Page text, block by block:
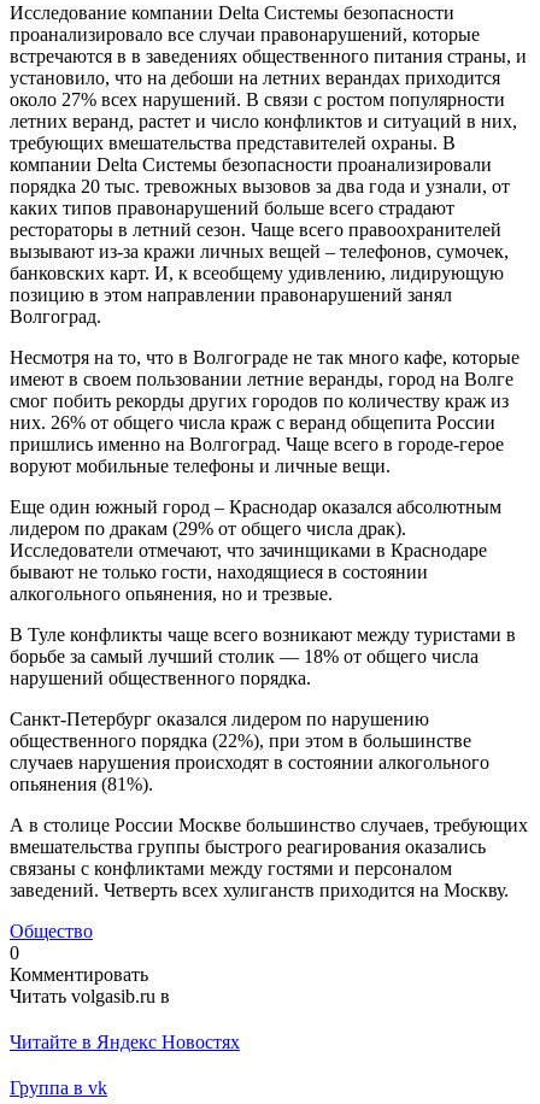
Исследование компании Delta Системы безопасности
проанализировало все случаи правонарушений, которые
встречаются в в заведениях общественного питания страны, и
установило, что на дебоши на летних верандах приходится
около 27% всех нарушений. В связи с ростом популярности
летних веранд, растет и число конфликтов и ситуаций в них,
требующих вмешательства представителей охраны. В
компании Delta Системы безопасности проанализировали
порядка 20 тыс. тревожных вызовов за два года и узнали, от
каких типов правонарушений больше всего страдают
рестораторы в летний сезон. Чаще всего правоохранителей
вызывают из-за кражи личных вещей – телефонов, сумочек,
банковских карт. И, к всеобщему удивлению, лидирующую
позицию в этом направлении правонарушений занял
Волгоград.
Несмотря на то, что в Волгограде не так много кафе, которые
имеют в своем пользовании летние веранды, город на Волге
смог побить рекорды других городов по количеству краж из
них. 26% от общего числа краж с веранд общепита России
пришлись именно на Волгоград. Чаще всего в городе-герое
воруют мобильные телефоны и личные вещи.
Еще один южный город – Краснодар оказался абсолютным
лидером по дракам (29% от общего числа драк).
Исследователи отмечают, что зачинщиками в Краснодаре
бывают не только гости, находящиеся в состоянии
алкогольного опьянения, но и трезвые.
В Туле конфликты чаще всего возникают между туристами в
борьбе за самый лучший столик — 18% от общего числа
нарушений общественного порядка.
Санкт-Петербург оказался лидером по нарушению
общественного порядка (22%), при этом в большинстве
случаев нарушения происходят в состоянии алкогольного
опьянения (81%).
А в столице России Москве большинство случаев, требующих
вмешательства группы быстрого реагирования оказались
связаны с конфликтами между гостями и персоналом
заведений. Четверть всех хулиганств приходится на Москву.
Общество
0
Комментировать
Читать volgasib.ru в
Читайте в Яндекс Новостях
Группа в vk